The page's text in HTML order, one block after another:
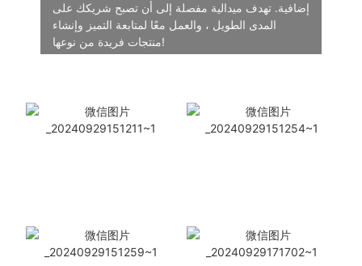
إضافية. تهدف ميدالية مفصلة إلى أن تصبح شريكك على
المدى الطويل ، والعمل معًا لمتابعة التميز وإنشاء
منتجات فريدة من نوعها!